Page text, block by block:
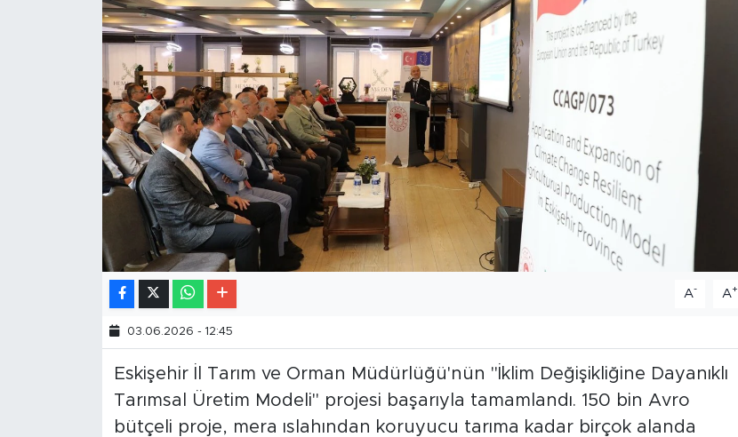
A- A+
03.06.2026 - 12:45
Eskişehir İl Tarım ve Orman Müdürlüğü'nün "İklim Değişikliğine Dayanıklı
Tarımsal Üretim Modeli" projesi başarıyla tamamlandı. 150 bin Avro
bütçeli proje, mera ıslahından koruyucu tarıma kadar birçok alanda